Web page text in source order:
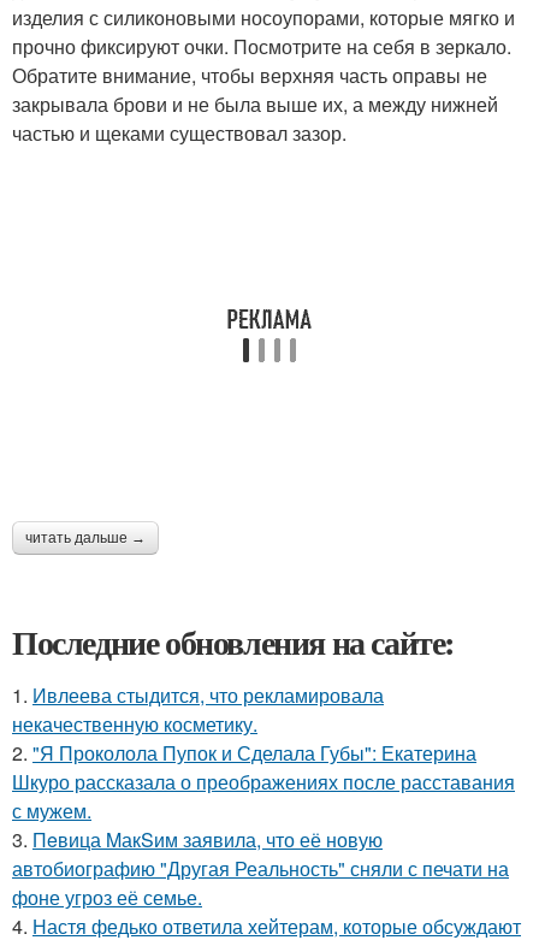
изделия с силиконовыми носоупорами, которые мягко и
прочно фиксируют очки. Посмотрите на себя в зеркало.
Обратите внимание, чтобы верхняя часть оправы не
закрывала брови и не была выше их, а между нижней
частью и щеками существовал зазор.
читать дальше →
Последние обновления на сайте:
1. Ивлеева стыдится, что рекламировала
некачественную косметику.
2. "Я Проколола Пупок и Сделала Губы": Екатерина
Шкуро рассказала о преображениях после расставания
с мужем.
3. Пeвица MакSим заявила, что её новую
автобиографию "Другая Реальность" сняли с печати на
фоне угроз её семье.
4. Настя федько ответила хейтерам, которые обсуждают